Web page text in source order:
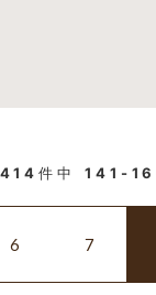
件中 141-
6 7